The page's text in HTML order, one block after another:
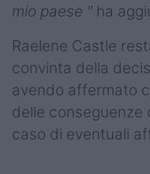
mio paese " ha
Raelene Castle
convinta della
avendo affermato
delle
caso di eventuali